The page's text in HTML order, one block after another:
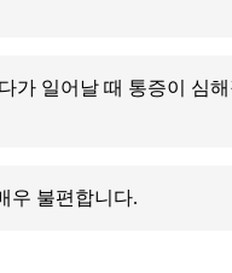
가 일어날 때 통증이 심
우 불편합니다.